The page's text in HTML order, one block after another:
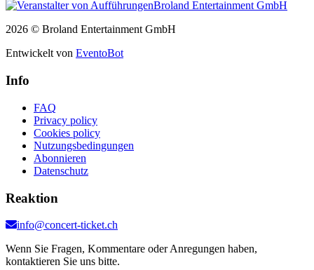
2026 © Broland Entertainment GmbH
Entwickelt von EventoBot
Info
FAQ
Privacy policy
Cookies policy
Nutzungsbedingungen
Abonnieren
Datenschutz
Reaktion
info@concert-ticket.ch
Wenn Sie Fragen, Kommentare oder Anregungen haben,
kontaktieren Sie uns bitte.